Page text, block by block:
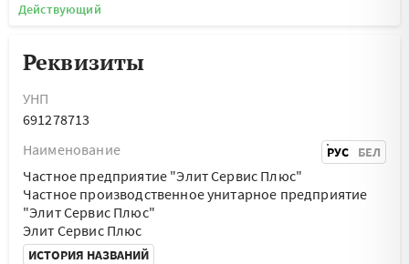
Действующий
Реквизиты
УНП
691278713
Наименование
РУС БЕЛ
Частное предприятие "Элит Сервис Плюс"
Частное производственное унитарное предприятие
"Элит Сервис Плюс"
Элит Сервис Плюс
ИСТОРИЯ НАЗВАНИЙ